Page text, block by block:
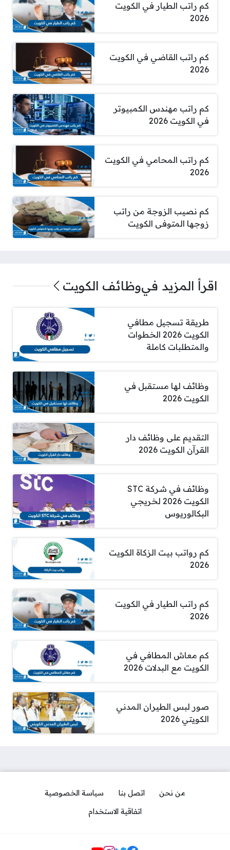
كم راتب الطيار في الكويت
2026
كم راتب القاضي في الكويت
2026
كم راتب مهندس الكمبيوتر
في الكويت 2026
كم راتب المحامي في الكويت
2026
كم نصيب الزوجة من راتب
زوجها المتوفى الكويت
اقرأ المزيد فيوظائف الكويت
طريقة تسجيل مطافي
الكويت 2026 الخطوات
والمتطلبات كاملة
وظائف لها مستقبل في
الكويت 2026
التقديم على وظائف دار
القرآن الكويت 2026
وظائف في شركة STC
الكويت 2026 لخريجي
البكالوريوس
كم رواتب بيت الزكاة الكويت
2026
كم راتب الطيار في الكويت
2026
كم معاش المطافي في
الكويت مع البدلات 2026
صور لبس الطيران المدني
الكويتي 2026
من نحن اتصل بنا
سياسة الخصوصية
اتفاقية الاستخدام